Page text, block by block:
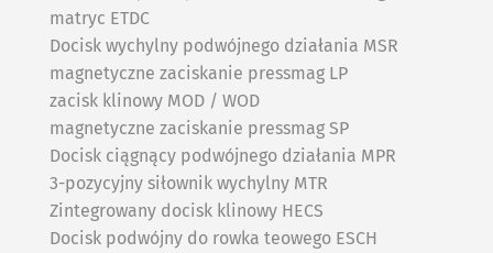
matryc ETDC
Docisk wychylny podwójnego działania MSR
magnetyczne zaciskanie pressmag LP
zacisk klinowy MOD / WOD
magnetyczne zaciskanie pressmag SP
Docisk ciągnący podwójnego działania MPR
3-pozycyjny siłownik wychylny MTR
Zintegrowany docisk klinowy HECS
Docisk podwójny do rowka teowego ESCH